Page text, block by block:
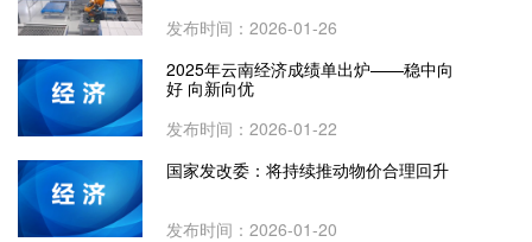
发布时间：2026-01-26
2025年云南经济成绩单出炉——稳中向
好 向新向优
发布时间：2026-01-22
国家发改委：将持续推动物价合理回升
发布时间：2026-01-20